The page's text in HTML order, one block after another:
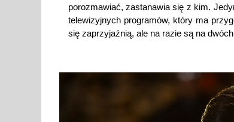
porozmawiać, zastanawia się z kim.
telewizyjnych programów, który ma
się zaprzyjaźnią, ale na razie są na